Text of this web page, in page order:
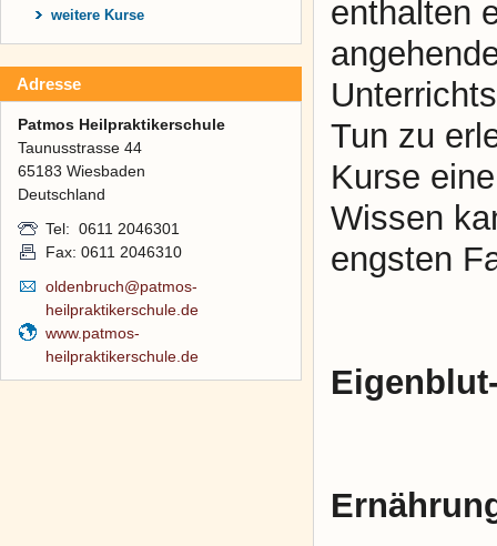
weitere Kurse
Adresse
Patmos Heilpraktikerschule
Taunusstrasse 44
65183 Wiesbaden
Deutschland
Tel: 0611 2046301
Fax: 0611 2046310
oldenbruch@patmos-
heilpraktikerschule.de
www.patmos-
heilpraktikerschule.de
enthalten
Tun zu
Kurse
Wissen
engsten